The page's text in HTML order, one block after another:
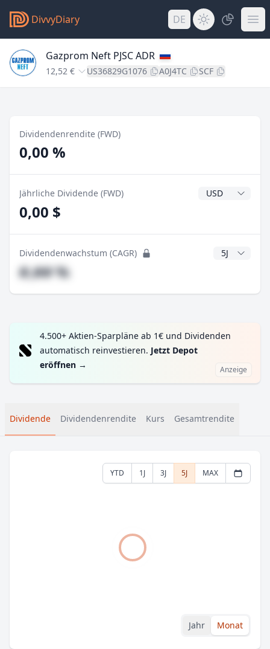
DivvyDiary DE
Gazprom Neft PJSC ADR
12,52 € US36829G1076 A0J4TC SCF
Dividendenrendite (FWD)
0,00 %
Jährliche Dividende (FWD)
0,00 $
Dividendenwachstum (CAGR) CAGR Jahre
#,## %
4.500+ Aktien-Sparpläne ab 1€ und Dividenden
automatisch reinvestieren. Jetzt Depot
eröffnen → Anzeige
Dividende Dividendenrendite Kurs Gesamtrendite
YTD 1J 3J 5J MAX
Jahr Monat